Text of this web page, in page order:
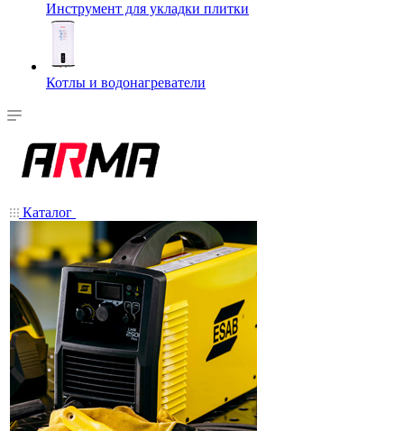
Инструмент для укладки плитки
Котлы и водонагреватели
Каталог